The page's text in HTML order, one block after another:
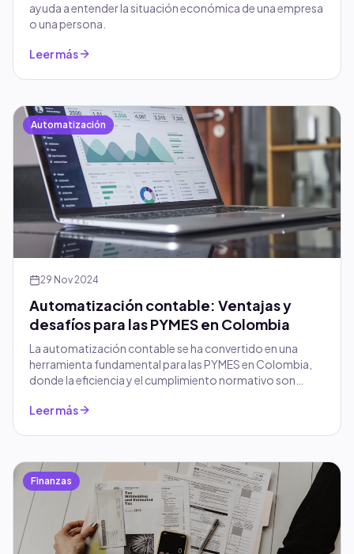
ayuda a entender la situación económica de una empresa
o una persona.
Leer más
Automatización
29 Nov 2024
Automatización contable: Ventajas y
desafíos para las PYMES en Colombia
La automatización contable se ha convertido en una
herramienta fundamental para las PYMES en Colombia,
donde la eficiencia y el cumplimiento normativo son
Leer más
Finanzas